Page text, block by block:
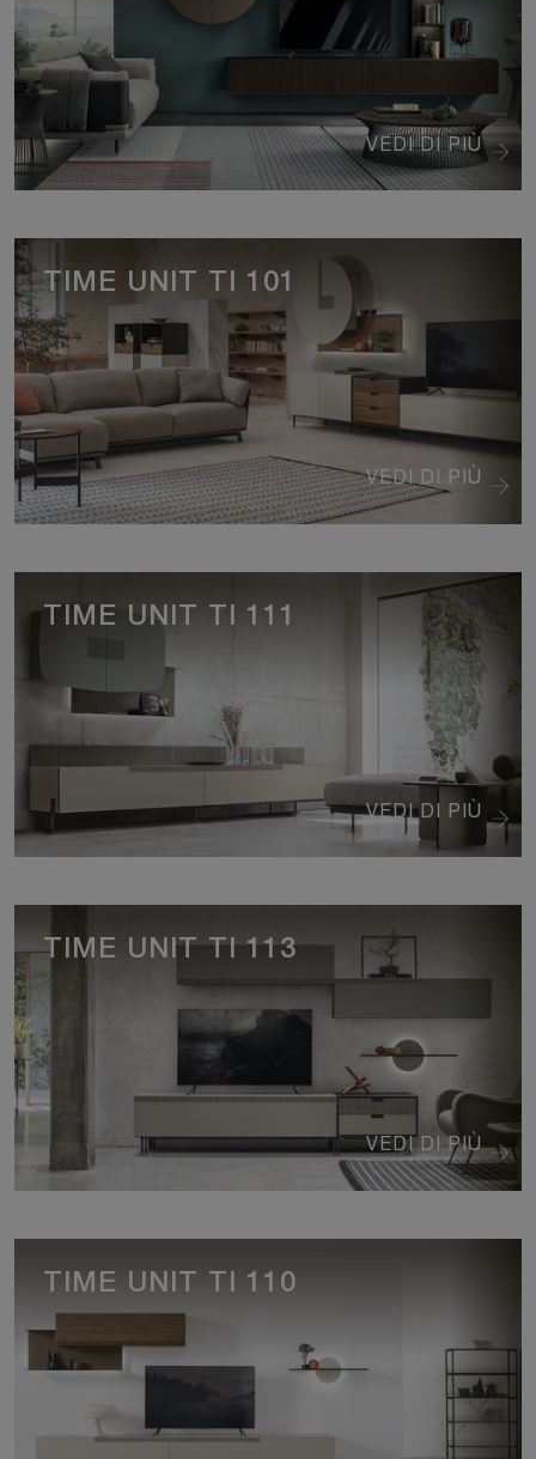
VEDI DI PIÙ
VEDI DI PIÙ
TIME UNIT TI 101
VEDI DI PIÙ
TIME UNIT TI 111
VEDI DI PIÙ
TIME UNIT TI 113
TIME UNIT TI 110